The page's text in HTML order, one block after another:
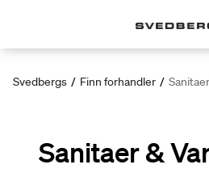
Svedbergs / Finn forhandler /
Sanitaer &